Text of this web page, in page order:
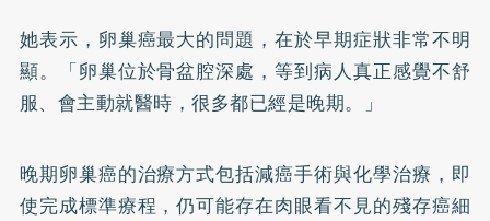
她表示，卵巢癌最大的問題，在於早期症狀非常不明
顯。「卵巢位於骨盆腔深處，等到病人真正感覺不舒
服、會主動就醫時，很多都已經是晚期。」
晚期卵巢癌的治療方式包括減癌手術與化學治療，即
使完成標準療程，仍可能存在肉眼看不見的殘存癌細